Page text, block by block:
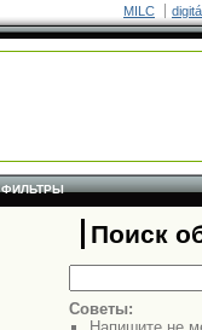
MILC
ФИЛЬТРЫ
Поиск
Советы: